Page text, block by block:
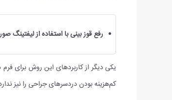
رفع قوز بینی با استفاده از
یکی دیگر از کاربردهای این روش برای
کم‌هزینه بودن دردسرهای جراحی را نیز